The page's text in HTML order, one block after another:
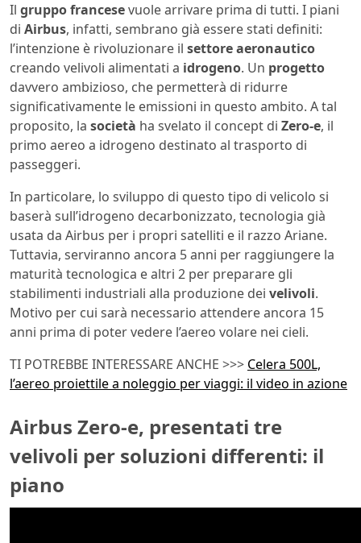
Il gruppo francesevuole arrivare prima di tutti. I piani
di Airbus, infatti, sembrano già essere stati definiti:
l’intenzione è rivoluzionare il settore aeronautico
creando velivoli alimentati a idrogeno. Un progetto
davvero ambizioso, che permetterà di ridurre
significativamente le emissioni in questo ambito. A tal
proposito, la società ha svelato il concept di Zero-e, il
primo aereo a idrogeno destinato al trasporto di
passeggeri.
In particolare, lo sviluppo di questo tipo di velicolo si
baserà sull’idrogeno decarbonizzato, tecnologia già
usata da Airbus per i propri satelliti e il razzo Ariane.
Tuttavia, serviranno ancora 5 anni per raggiungere la
maturità tecnologica e altri 2 per preparare gli
stabilimenti industriali alla produzione dei velivoli.
Motivo per cui sarà necessario attendere ancora 15
anni prima di poter vedere l’aereo volare nei cieli.
TI POTREBBE INTERESSARE ANCHE >>> Celera 500L,
l’aereo proiettile a noleggio per viaggi: il video in azione
Airbus Zero-e, presentati tre
velivoli per soluzioni differenti: il
piano